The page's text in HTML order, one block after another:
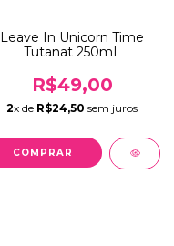
Leave In Unicorn Time
Tutanat 250mL
R$49,00
2x de R$24,50 sem juros